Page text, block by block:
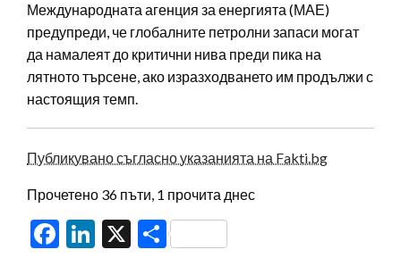
Международната агенция за енергията (МАЕ)
предупреди, че глобалните петролни запаси могат
да намалеят до критични нива преди пика на
лятното търсене, ако изразходването им продължи с
настоящия темп.
Публикувано съгласно указанията на Fakti.bg
Прочетено 36 пъти, 1 прочита днес
Facebook
LinkedIn
X Share